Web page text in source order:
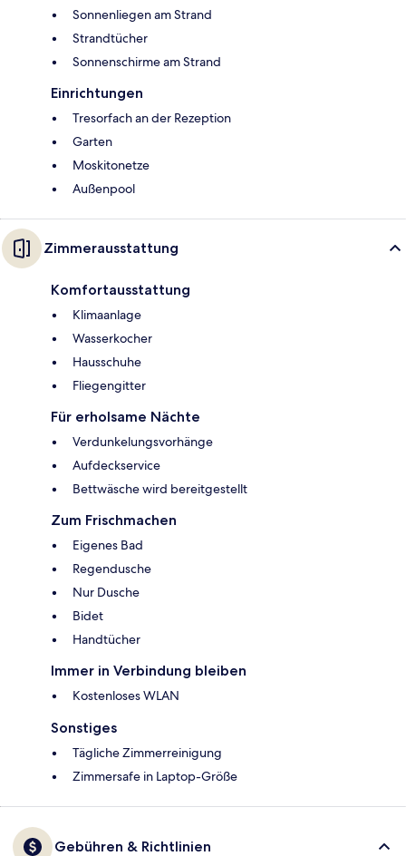
Sonnenliegen am Strand
Strandtücher
Sonnenschirme am Strand
Einrichtungen
Tresorfach an der Rezeption
Garten
Moskitonetze
Außenpool
Zimmerausstattung
Komfortausstattung
Klimaanlage
Wasserkocher
Hausschuhe
Fliegengitter
Für erholsame Nächte
Verdunkelungsvorhänge
Aufdeckservice
Bettwäsche wird bereitgestellt
Zum Frischmachen
Eigenes Bad
Regendusche
Nur Dusche
Bidet
Handtücher
Immer in Verbindung bleiben
Kostenloses WLAN
Sonstiges
Tägliche Zimmerreinigung
Zimmersafe in Laptop-Größe
Gebühren & Richtlinien